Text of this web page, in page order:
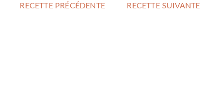
RECETTE PRÉCÉDENTE RECETTE SUIVANTE